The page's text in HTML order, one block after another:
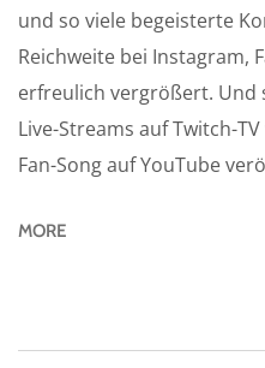
und so viele begeisterte
Reichweite bei Instagram,
erfreulich vergrößert. Und
Live-Streams auf Twitch-
Fan-Song auf YouTube
MORE